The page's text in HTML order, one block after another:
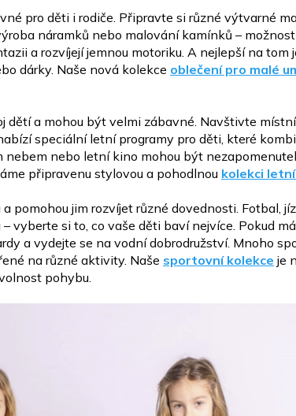
pro děti i rodiče. Připravte si různé výtvarné
náramků nebo malování kamínků –
a rozvíjejí jemnou motoriku. A nejlepší na tom
dárky. Naše nová kolekce oblečení pro malé
dětí a mohou být velmi zábavné. Navštivte
speciální letní programy pro děti, které
nebem nebo letní kino mohou být
připravenu stylovou a pohodlnou kolekci
pomohou jim rozvíjet různé dovednosti. Fotbal,
vyberte si to, co vaše děti bavínejvíce. Pokud
a vydejte se na vodní dobrodružství. Mnoho
na různé aktivity. Naše sportovní kolekce je
pohybu.